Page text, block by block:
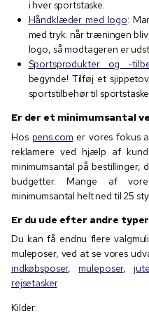
i hver sportstaske.
Håndklæder med logo:
med tryk. når træningen
logo, så modtageren er
Sportsprodukter og -
begynde! Tilføj et
sportstilbehør til
Er der et minimumsantal
Hos pens.com er vores fokus
reklamere ved hjælp af
minimumsantal på bestillinger,
budgetter. Mange af
minimumsantal helt ned til 25
Er du ude efter andre
Du kan få endnu flere
muleposer, ved at se vores
indkøbsposer,muleposer,
rejsetasker.
Kilder: